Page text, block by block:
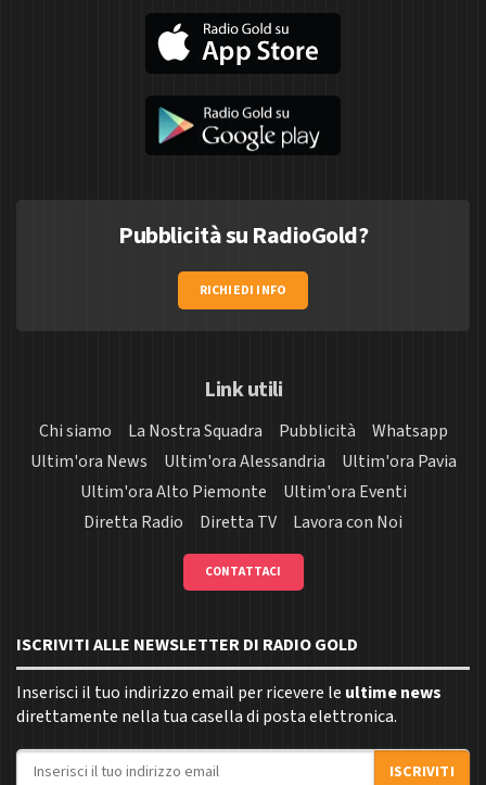
Pubblicità su RadioGold?
RICHIEDI INFO
Link utili
Chi siamo La Nostra Squadra Pubblicità
Whatsapp
Ultim'ora News
Ultim'ora Alessandria
Ultim'ora Pavia
Ultim'ora Alto Piemonte
Ultim'ora Eventi
Diretta Radio
Diretta TV Lavora con Noi
CONTATTACI
ISCRIVITI ALLE NEWSLETTER DI RADIO GOLD
Inserisci il tuo indirizzo email per ricevere le ultime news
direttamente nella tua casella di posta elettronica.
Indirizzo email
ISCRIVITI